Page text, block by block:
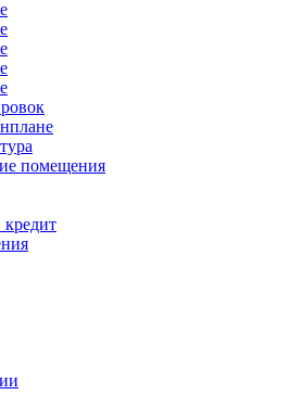
помещения
кредит